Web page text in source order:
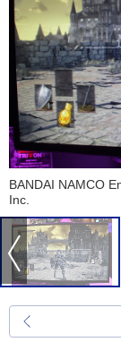
BANDAI NAMCO
Inc.